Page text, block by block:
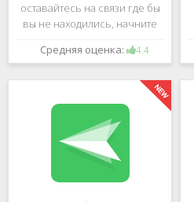
оставайтесь на связи где бы
вы не находились, начните
свою или присоединитесь к
видеоконференции с
высококачественным
изображением. Столь
Средняя оценка: 4.4